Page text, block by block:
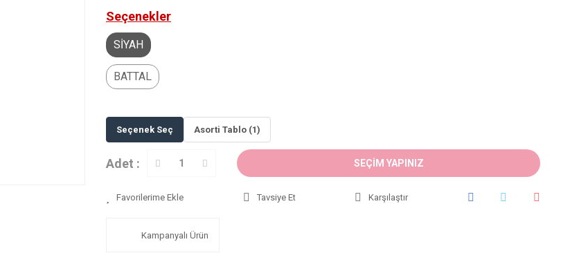
Seçenekler
SİYAH
BATTAL
Seçenek Seç Asorti Tablo (1)
Adet : SEÇİM YAPINIZ
Tavsiye Et Karşılaştır
Kampanyalı Ürün